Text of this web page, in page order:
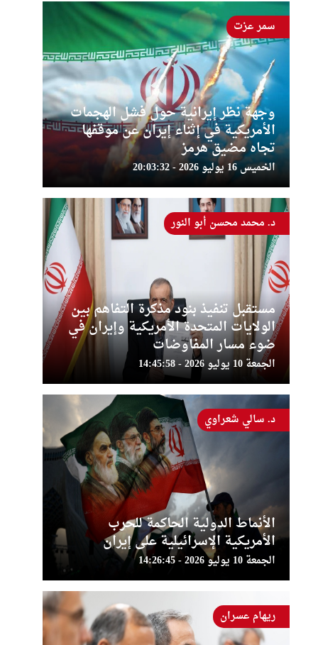
وجهة نظر إيرانية حول فشل الهجمات
الأمريكية في إثناء إيران عن موقفها
تجاه مضيق هرمز
الخميس 16 يوليو 2026 - 20:03:32
سمر عزت
مستقبل تنفيذ بنود مذكرة التفاهم بين
الولايات المتحدة الأمريكية وإيران في
ضوء مسار المفاوضات
الجمعة 10 يوليو 2026 - 14:45:58
د. محمد محسن أبو النور
الأنماط الدولية الحاكمة للحرب
الأمريكية الإسرائيلية على إيران
الجمعة 10 يوليو 2026 - 14:26:45
د. سالي شعراوي
ريهام عسران